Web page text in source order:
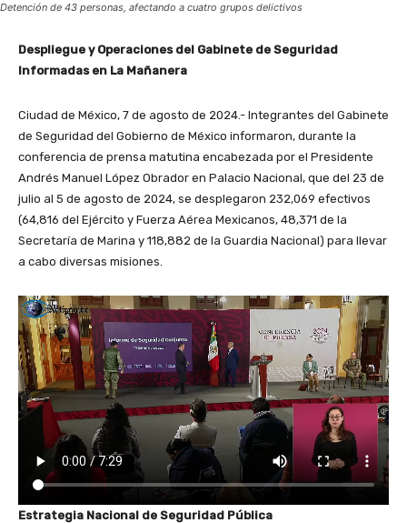
Detención de 43 personas, afectando a cuatro grupos delictivos
Despliegue y Operaciones del Gabinete de Seguridad
Informadas en La Mañanera
Ciudad de México, 7 de agosto de 2024.- Integrantes del Gabinete
de Seguridad del Gobierno de México informaron, durante la
conferencia de prensa matutina encabezada por el Presidente
Andrés Manuel López Obrador en Palacio Nacional, que del 23 de
julio al 5 de agosto de 2024, se desplegaron 232,069 efectivos
(64,816 del Ejército y Fuerza Aérea Mexicanos, 48,371 de la
Secretaría de Marina y 118,882 de la Guardia Nacional) para llevar
a cabo diversas misiones.
Estrategia Nacional de Seguridad Pública